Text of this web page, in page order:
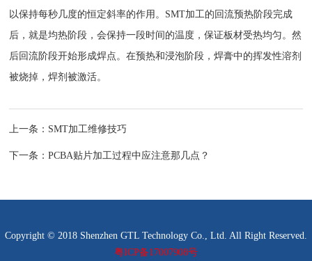
以保持每秒几度的恒定斜率的作用。SMT加工的回流预热阶段完成
后，就是均热阶段，会保持一段时间的温度，保证板材受热均匀。然
后回流阶段开始形成焊点。在预热和浸泡阶段，焊膏中的挥发性溶剂
被烧掉，焊剂被激活。
上一条： SMT加工维修技巧
下一条：PCBA贴片加工过程中应注意那几点？
Copyright © 2018 Shenzhen GTL Technology Co., Ltd. All Right Reserved.
粤ICP备17007908号